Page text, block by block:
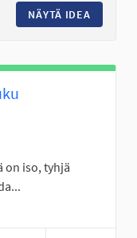
NÄYTÄ IDEA
on iso, tyhjä
Seinäjoki